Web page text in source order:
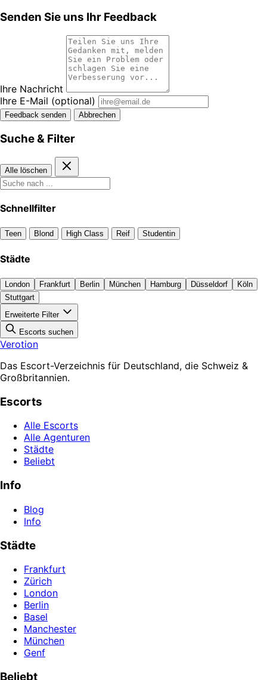
Senden Sie uns Ihr Feedback
Ihre Nachricht
Ihre E-Mail (optional)
Feedback senden Abbrechen
Suche & Filter
Alle löschen
Schnellfilter
Teen Blond High Class Reif Studentin
Städte
London Frankfurt Berlin München Hamburg Düsseldorf
Köln
Stuttgart
Erweiterte Filter
Escorts suchen
Verotion
Das Escort-Verzeichnis für Deutschland, die Schweiz &
Großbritannien.
Escorts
Alle Escorts
Alle Agenturen
Städte
Beliebt
Info
Blog
Info
Städte
Frankfurt
Zürich
London
Berlin
Basel
Manchester
München
Genf
Beliebt